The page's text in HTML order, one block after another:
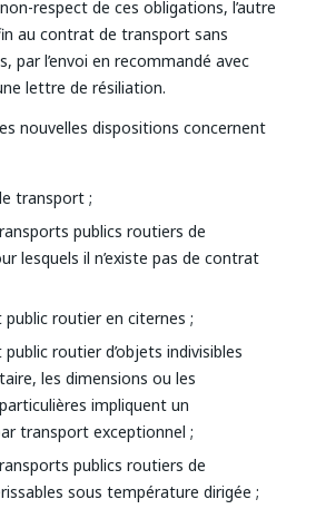
respect de ces obligations, l’autre
au contrat de transport sans
par l’envoi en recommandé avec
lettre de résiliation.
nouvelles dispositions concernent
transport ;
publics routiers de
lesquels il n’existe pas de contrat
routier en citernes ;
routier d’objets indivisibles
les dimensions ou les
impliquent un
transport exceptionnel ;
publics routiers de
sous température dirigée ;